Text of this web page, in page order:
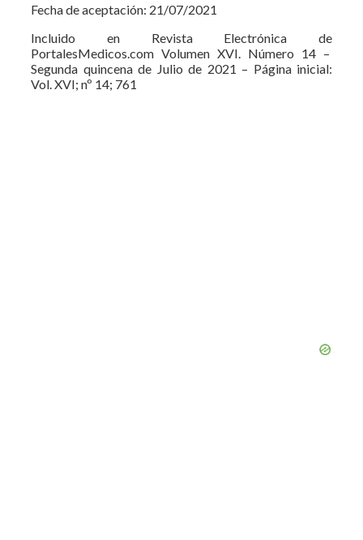
Fecha de aceptación: 21/07/2021
Incluido en Revista Electrónica de
PortalesMedicos.com Volumen XVI. Número 14 –
Segunda quincena de Julio de 2021 – Página inicial:
Vol. XVI; nº 14; 761